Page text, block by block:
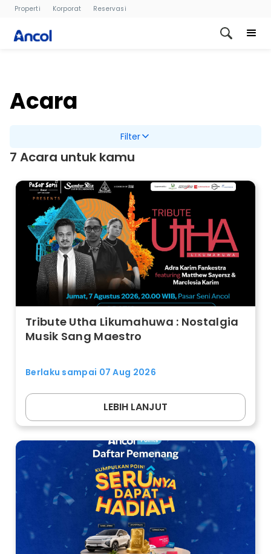
Properti Korporat Reservasi
Acara
Filter
7 Acara untuk kamu
Tribute Utha Likumahuwa : Nostalgia
Musik Sang Maestro
Berlaku sampai 07 Aug 2026
LEBIH LANJUT